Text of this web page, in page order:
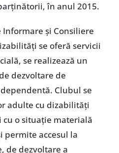
în anul 2015.
și Consiliere
se oferă servicii
se realizează un
dezvoltare de
Clubul se
adulte cu dizabilități
o situație materială
permite accesul la
de dezvoltare a